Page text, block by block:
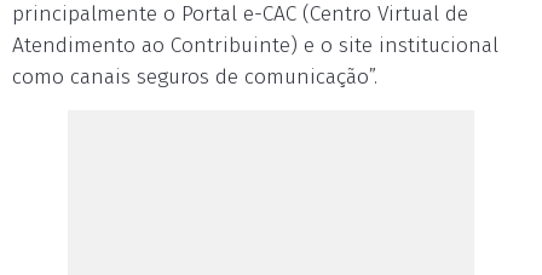
principalmente o Portal e-CAC (Centro Virtual de
Atendimento ao Contribuinte) e o site institucional
como canais seguros de comunicação”.